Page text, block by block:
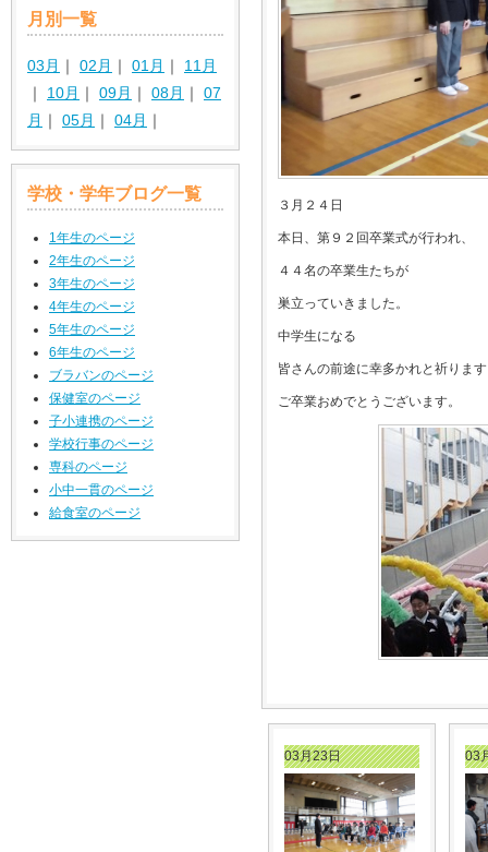
月別一覧
03月 ｜ 02月 ｜ 01月 ｜ 11月
｜ 10月 ｜ 09月 ｜ 08月 ｜ 07
月 ｜ 05月 ｜ 04月 ｜
学校・学年ブログ一覧
1年生のページ
2年生のページ
3年生のページ
4年生のページ
5年生のページ
6年生のページ
ブラバンのページ
保健室のページ
子小連携のページ
学校行事のページ
専科のページ
小中一貫のページ
給食室のページ
３月２４日
本日、第９２回卒業式が行われ、
４４名の卒業生たちが
巣立っていきました。
中学生になる
皆さんの前途に幸多かれと祈りま
ご卒業おめでとうございます。
03月23日 03